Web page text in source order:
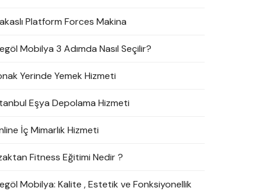
Platform Forces Makina
Mobilya 3 Adımda Nasıl Seçilir?
Yerinde Yemek Hizmeti
Eşya Depolama Hizmeti
İç Mimarlık Hizmeti
Fitness Eğitimi Nedir ?
Mobilya: Kalite , Estetik ve Fonksiyonellik